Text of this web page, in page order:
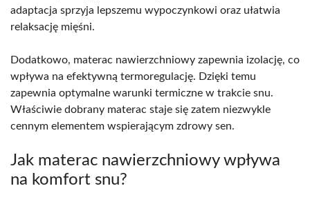
adaptacja sprzyja lepszemu wypoczynkowi oraz ułatwia
relaksację mięśni.
Dodatkowo, materac nawierzchniowy zapewnia izolację, co
wpływa na efektywną termoregulację. Dzięki temu
zapewnia optymalne warunki termiczne w trakcie snu.
Właściwie dobrany materac staje się zatem niezwykle
cennym elementem wspierającym zdrowy sen.
Jak materac nawierzchniowy wpływa
na komfort snu?